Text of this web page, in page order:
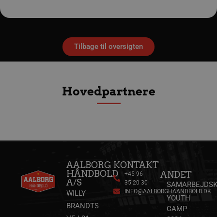
Tilbage til oversigten
Hovedpartnere
AALBORG
HÅNDBOLD
A/S
WILLY
BRANDTS
KONTAKT
+45 96
35 20 30
INFO@AALBORGHAANDBOLD.DK
ANDET
YOUTH
CAMP
.youtube.com